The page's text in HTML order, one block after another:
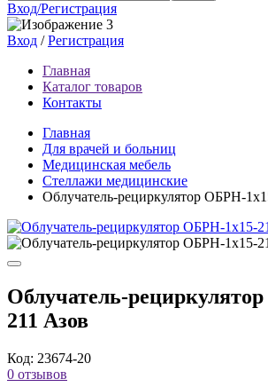
Вход/Регистрация
Вход /Регистрация
Главная
Каталог товаров
Контакты
Главная
Для врачей и больниц
Медицинская мебель
Стеллажи медицинские
Облучатель-рециркулятор ОБРН-
Облучатель-
211 Азов
Код: 23674-20
0 отзывов